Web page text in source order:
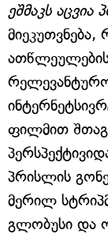
ეშმაკს აცვია
მიეკუთვნება,
ათწლეულების
ფილმით
პრისლის
მერილ
გლობუსი და